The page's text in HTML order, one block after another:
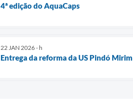
4ª edição do AquaCaps
22 JAN 2026 - h
Entrega da reforma da US Pindó Mirim